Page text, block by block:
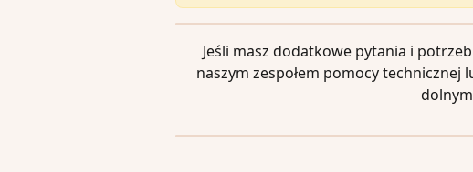
Jeśli masz dodatkowe pytania i
naszym zespołem pomocy